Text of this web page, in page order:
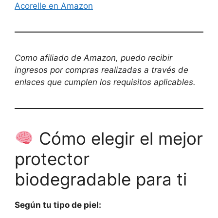
Acorelle en Amazon
Como afiliado de Amazon, puedo recibir
ingresos por compras realizadas a través de
enlaces que cumplen los requisitos aplicables.
Cómo elegir el mejor
protector
biodegradable para ti
Según tu tipo de piel: